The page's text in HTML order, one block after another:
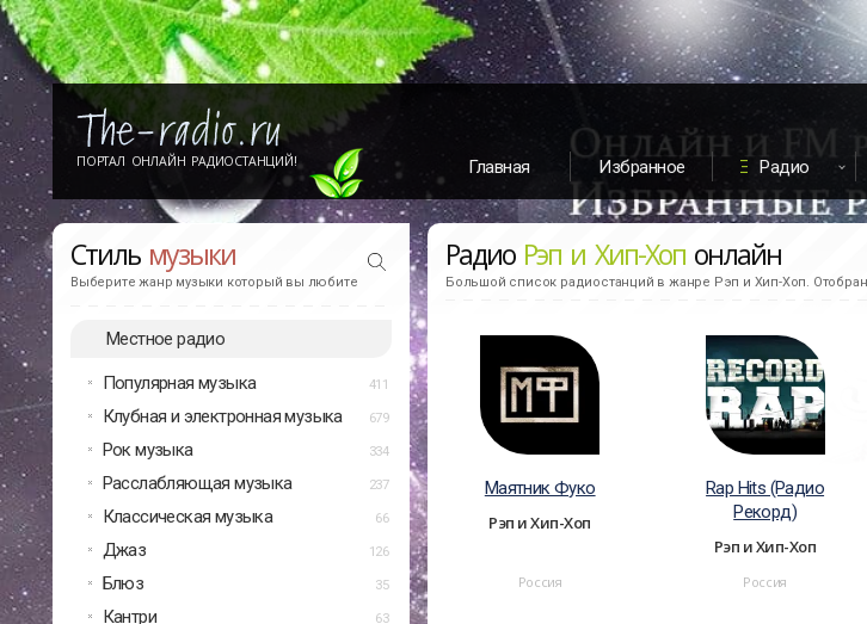
ПОРТАЛ ОНЛАЙН РАДИОСТАНЦИЙ! Главная Избранное Радио
Стиль музыки
Выберите жанр музыки который вы любите
Местное радио
Популярная музыка 411
Клубная и электронная музыка 679
Рок музыка 334
Расслабляющая музыка 237
Классическая музыка 66
Джаз 126
Блюз 35
Кантри 63
Радио Рэп и Хип-Хопонлайн
Большой список радиостанций в жанре Рэп и Хип-Хоп.
Маятник Фуко
Рэп и Хип-Хоп
Россия
Rap Hits (Радио
Рекорд)
Рэп и Хип-Хоп
Россия